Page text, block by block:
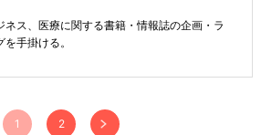
ネス、医療に関する書籍・情報誌の企画・ラ
手掛ける。
1 2